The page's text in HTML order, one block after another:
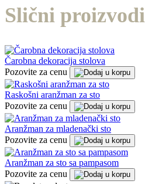
Slični proizvodi
Čarobna dekoracija stolova
Pozovite za cenu
Raskošni aranžman za sto
Pozovite za cenu
Aranžman za mladenački sto
Pozovite za cenu
Aranžman za sto sa pampasom
Pozovite za cenu